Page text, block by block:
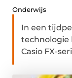
Onderwijs
In een
technologie
Casio FX-